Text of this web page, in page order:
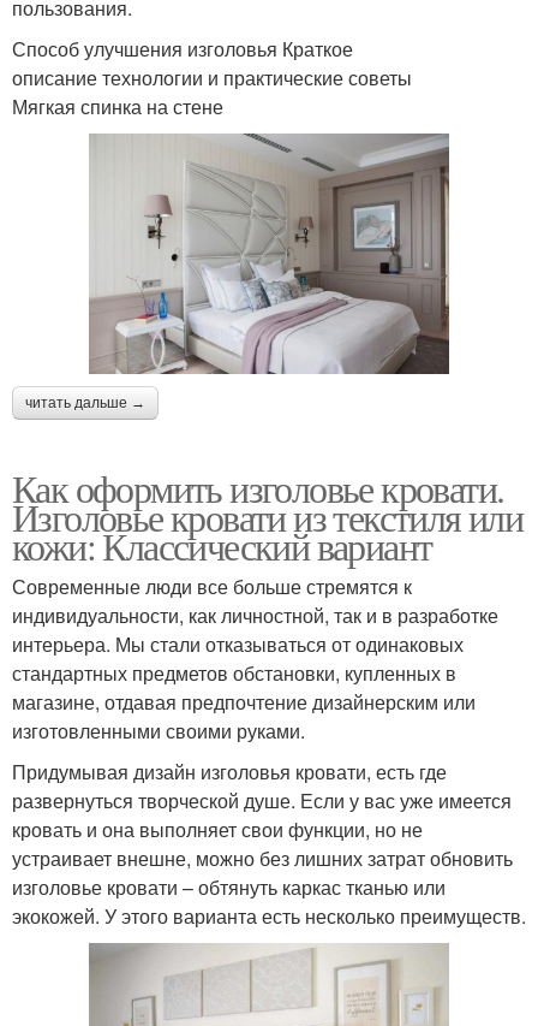
пользования.
Способ улучшения изголовья Краткое
описание технологии и практические советы
Мягкая спинка на стене
читать дальше →
Как оформить изголовье кровати.
Изголовье кровати из текстиля или
кожи: Классический вариант
Современные люди все больше стремятся к
индивидуальности, как личностной, так и в разработке
интерьера. Мы стали отказываться от одинаковых
стандартных предметов обстановки, купленных в
магазине, отдавая предпочтение дизайнерским или
изготовленными своими руками.
Придумывая дизайн изголовья кровати, есть где
развернуться творческой душе. Если у вас уже имеется
кровать и она выполняет свои функции, но не
устраивает внешне, можно без лишних затрат обновить
изголовье кровати – обтянуть каркас тканью или
экокожей. У этого варианта есть несколько преимуществ.